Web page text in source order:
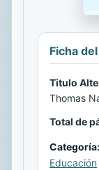
Ficha
Titulo
Thomas
Total de
Categoría:
Educación